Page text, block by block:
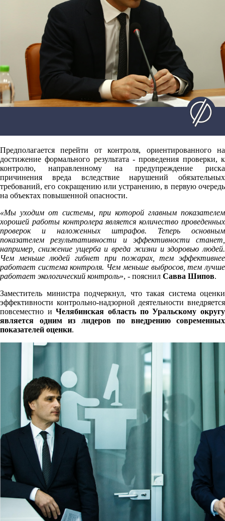
Предполагается перейти от контроля, ориентированного на
достижение формального результата - проведения проверки, к
контролю, направленному на предупреждение риска
причинения вреда вследствие нарушений обязательных
требований, его сокращению или устранению, в первую очередь
на объектах повышенной опасности.
«Мы уходим от системы, при которой главным показателем
хорошей работы контролера является количество проведенных
проверок и наложенных штрафов. Теперь основным
показателем результативности и эффективности станет,
например, снижение ущерба и вреда жизни и здоровью людей.
Чем меньше людей гибнет при пожарах, тем эффективнее
работает система контроля. Чем меньше выбросов, тем лучше
работает экологический контроль», - пояснил Савва Шипов.
Заместитель министра подчеркнул, что такая система оценки
эффективности контрольно-надзорной деятельности внедряется
повсеместно иЧелябинская область по Уральскому округу
является одним из лидеров по внедрению современных
показателей оценки.